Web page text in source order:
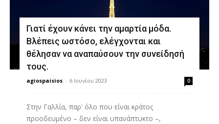
Γιατί έχουν κάνει την αμαρτία μόδα.
Βλέπεις ωστόσο, ελέγχονται και
θέλησαν να αναπαύσουν την συνείδησή
τους.
agiospaisios - 6 Ιουνίου 2023 0
Στην Γαλλία, παρ' όλο που είναι κράτος
προοδευμένο – δεν είναι υπανάπτυκτο –,